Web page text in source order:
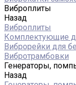
Виброплиты
Назад
Виброплиты
Комплектующие
Виброрейки для
Вибротрамбовки
Генераторы,
Назад